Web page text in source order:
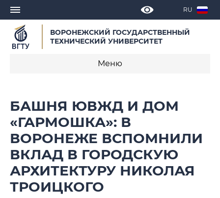
RU
ВОРОНЕЖСКИЙ ГОСУДАРСТВЕННЫЙ
ТЕХНИЧЕСКИЙ УНИВЕРСИТЕТ
Меню
СМИ о нас
Выступления, доклады, интервью
Календарь мероприятий
БАШНЯ ЮВЖД И ДОМ
«ГАРМОШКА»: В
ВОРОНЕЖЕ ВСПОМНИЛИ
ВКЛАД В ГОРОДСКУЮ
АРХИТЕКТУРУ НИКОЛАЯ
ТРОИЦКОГО